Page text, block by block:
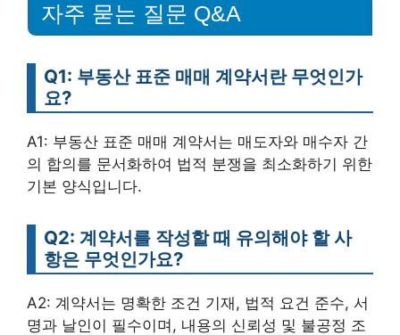
자주 묻는 질문 Q&A
Q1: 부동산 표준 매매 계약서란 무엇인가
요?
A1: 부동산 표준 매매 계약서는 매도자와 매수자 간
의 합의를 문서화하여 법적 분쟁을 최소화하기 위한
기본 양식입니다.
Q2: 계약서를 작성할 때 유의해야 할 사
항은 무엇인가요?
A2: 계약서는 명확한 조건 기재, 법적 요건 준수, 서
명과 날인이 필수이며, 내용의 신뢰성 및 불공정 조